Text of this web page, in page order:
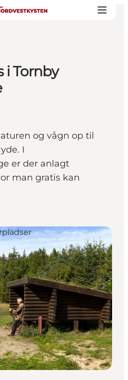
i Tornby
og vågn op til
I
er der anlagt
man gratis kan